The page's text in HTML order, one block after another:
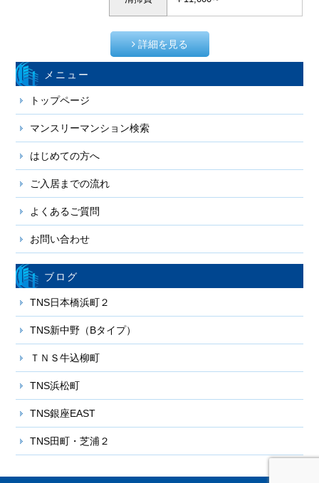
詳細を見る
メニュー
トップページ
マンスリーマンション検索
はじめての方へ
ご入居までの流れ
よくあるご質問
お問い合わせ
ブログ
TNS日本橋浜町２
TNS新中野（Bタイプ）
ＴＮＳ牛込柳町
TNS浜松町
TNS銀座EAST
TNS田町・芝浦２